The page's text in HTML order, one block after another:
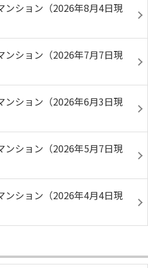
ンション（2026年8月4日現
ンション（2026年7月7日現
ンション（2026年6月3日現
ンション（2026年5月7日現
ンション（2026年4月4日現